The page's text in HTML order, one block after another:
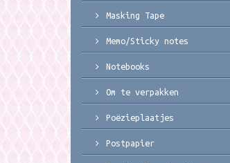
Masking Tape
Memo/Sticky notes
Notebooks
Om te verpakken
Poëzieplaatjes
Postpapier